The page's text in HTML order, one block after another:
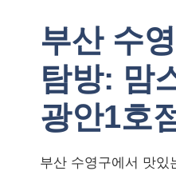
부산 수
탐방: 맘
광안1호
부산 수영구에서 맛있